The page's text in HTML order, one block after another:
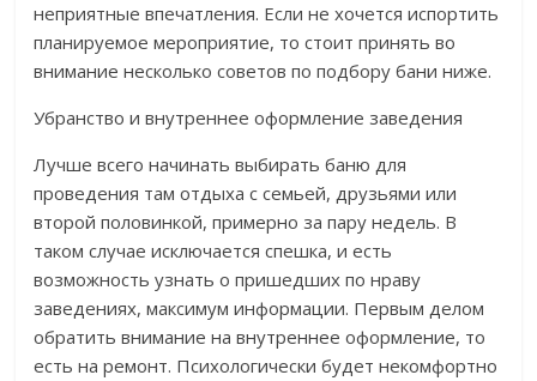
неприятные впечатления. Если не хочется испортить
планируемое мероприятие, то стоит принять во
внимание несколько советов по подбору бани ниже.
Убранство и внутреннее оформление заведения
Лучше всего начинать выбирать баню для
проведения там отдыха с семьей, друзьями или
второй половинкой, примерно за пару недель. В
таком случае исключается спешка, и есть
возможность узнать о пришедших по нраву
заведениях, максимум информации. Первым делом
обратить внимание на внутреннее оформление, то
есть на ремонт. Психологически будет некомфортно